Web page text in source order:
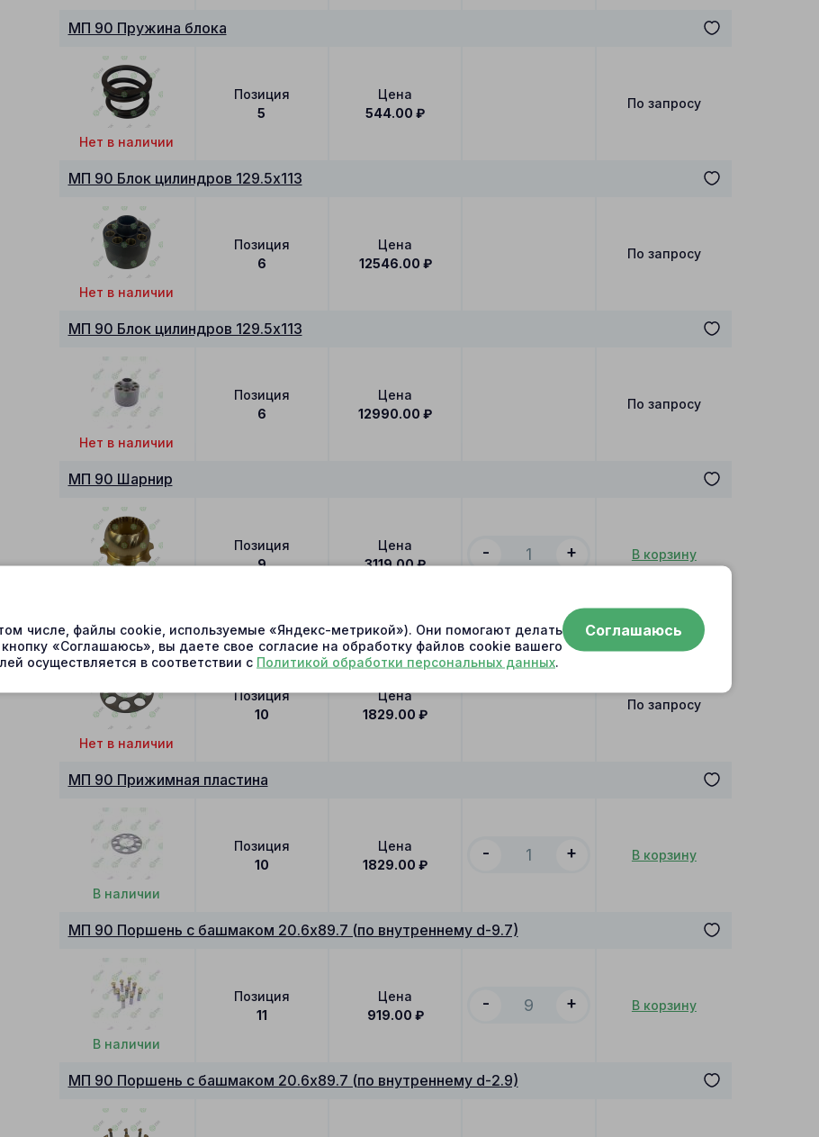
МП 90 Пружина блока
Нет в наличии
Позиция
5
Цена
544.00 ₽
По запросу
МП 90 Блок цилиндров 129.5x113
Нет в наличии
Позиция
6
Цена
12546.00 ₽
По запросу
МП 90 Блок цилиндров 129.5x113
Нет в наличии
Позиция
6
Цена
12990.00 ₽
По запросу
МП 90 Шарнир
Позиция
9
Цена
3119.00₽
- + В корзину
МП 90 Прижимная пластина
Нет в наличии
Позиция
10
Цена
1829.00 ₽
По запросу
МП 90 Прижимная пластина
В наличии
Позиция
10
Цена
1829.00 ₽
- + В корзину
МП 90 Поршень с башмаком 20.6x89.7 (по внутреннему d-9.7)
В наличии
Позиция
11
Цена
919.00 ₽
- + В корзину
МП 90 Поршень с башмаком 20.6x89.7 (по внутреннему d-2.9)
числе, файлы cookie, используемые «Яндекс-метрикой»). Они помогают делать
«Соглашаюсь», вы даете свое согласие на обработку файлов cookie вашего
осуществляется в соответствии с Политикой обработки персональных данных.
Соглашаюсь